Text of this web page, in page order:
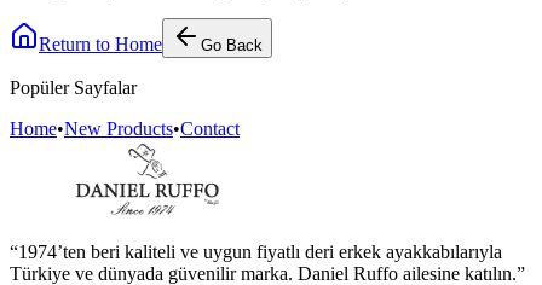
Return to Home Go Back
Popüler Sayfalar
Home•New Products•Contact
“1974’ten beri kaliteli ve uygun fiyatlı deri erkek ayakkabılarıyla
Türkiye ve dünyada güvenilir marka. Daniel Ruffo ailesine katılın.”